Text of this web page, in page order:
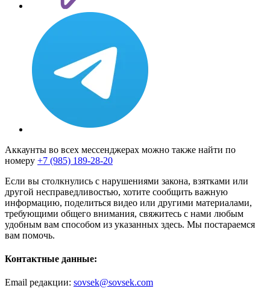
Аккаунты во всех мессенджерах можно также найти по
номеру +7 (985) 189-28-20
Если вы столкнулись с нарушениями закона, взятками или
другой несправедливостью, хотите сообщить важную
информацию, поделиться видео или другими материалами,
требующими общего внимания, свяжитесь с нами любым
удобным вам способом из указанных здесь. Мы постараемся
вам помочь.
Контактные данные:
Email редакции: sovsek@sovsek.com